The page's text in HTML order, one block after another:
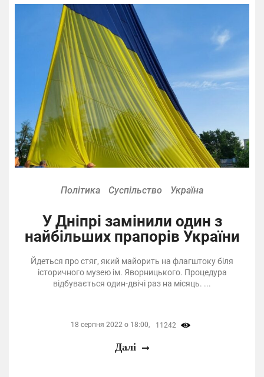
Політика Суспільство Україна
У Дніпрі замінили один з
найбільших прапорів України
Йдеться про стяг, який майорить на флагштоку біля
історичного музею ім. Яворницького. Процедура
відбувається один-двічі раз на місяць. ...
18 серпня 2022 о 18:00, 11242
Далі